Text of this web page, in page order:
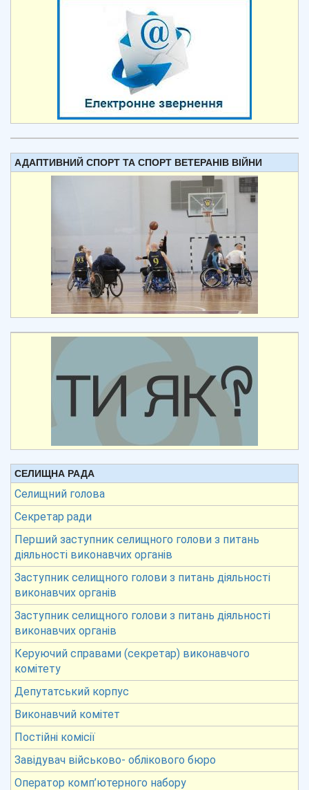
АДАПТИВНИЙ СПОРТ ТА СПОРТ ВЕТЕРАНІВ ВІЙНИ
СЕЛИЩНА РАДА
Селищний голова
Секретар ради
Перший заступник селищного голови з питань
діяльності виконавчих органів
Заступник селищного голови з питань діяльності
виконавчих органів
Заступник селищного голови з питань діяльності
виконавчих органів
Керуючий справами (секретар) виконавчого
комітету
Депутатський корпус
Виконавчий комітет
Постійні комісії
Завідувач військово- облікового бюро
Оператор комп’ютерного набору